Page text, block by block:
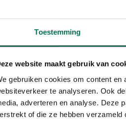
Toestemming
website maakt gebruik van
gebruiken cookies om content
te analyseren. Ook
adverteren en analyse. Deze
of die ze hebben